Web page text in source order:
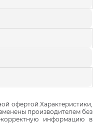
офертой.Характеристики,
производителем без
информацию в